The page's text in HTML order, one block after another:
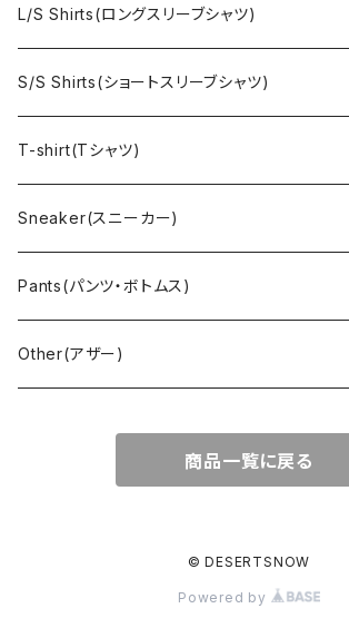
Ralph Laurne(ラルフローレン)
Denim jacket(デニムジャケット)
Vest(ベスト)
Outdoor(アウトドア)
Cover all(カバーオール)
Nylon Jacket(ナイロンジャケット)
Long Coat(ロングコート)
Reverse Weave(リバースウィーブ)
Sports sweat(スポーツ スウェット)
Character(キャラクター)
Lee （リー）
Russell（ラッセル）
Ralph Lauren(ラルフローレン)
Brand(ブランド)
LACOSTE(ラコステ)
Cardigan(カーディガン)
Vest(ベスト)
Military （ミリタリー）
L/S Shirts(ロングスリーブシャツ)
Ralph Lauren(ラルフローレン)
Brooks Brothers(ブルックスブラザーズ)
Military（ミリタリー）
Euro(ヨーロッパ)
Work（ワーク）
Outdoor(アウトドア)
Character（キャラクター）
S/S Shirts(ショートスリーブシャツ)
Ralph Lauren (ラルフローレン)
Hawaiian(ハワイアン)
Military (ミリタリー )
bowling（ボウリング）
T-shirt(Tシャツ)
Champion(チャンピオン)
Sport(スポーツ)
Harley Davidson(ハーレーダビッドソン)
SK-8(スケート)
Sneaker(スニーカー)
Pants(パンツ・ボトムス)
Carhartt,Dickies(カーハート、ディッキーズ)
US Military（ユーエスミリタリー）
EURO Military(ユーロミリタリー)
Other(アザー)
商品一覧に戻る
© DESERTSNOW
Powered by